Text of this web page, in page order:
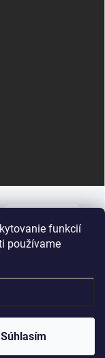
funkcií
používame
Súhlasím
vyhradené.Upraviť